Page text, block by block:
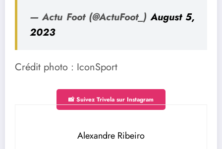
— Actu Foot (@ActuFoot_)August 5,
2023
Crédit photo : IconSport
📸 Suivez Trivela sur Instagram
Alexandre Ribeiro